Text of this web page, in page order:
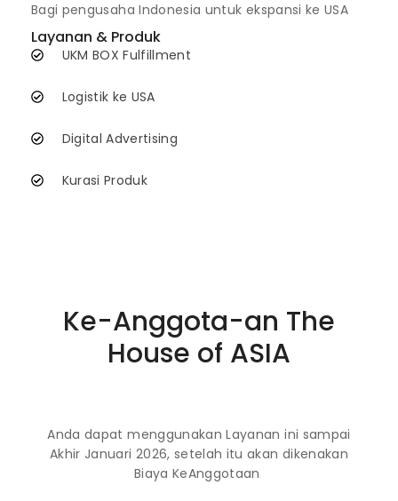
Bagi pengusaha Indonesia untuk ekspansi ke USA
Layanan & Produk
UKM BOX Fulfillment
Logistik ke USA
Digital Advertising
Kurasi Produk
Ke-Anggota-an The
House of ASIA
Anda dapat menggunakan Layanan ini sampai
Akhir Januari 2026, setelah itu akan dikenakan
Biaya KeAnggotaan